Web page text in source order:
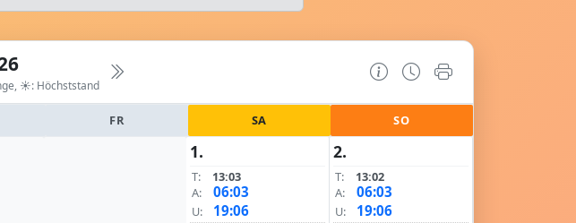
☀: Höchststand
FR SA SO
1.
T:
13:03
A:
06:03
U: 19:06
2.
T:
13:02
A:
06:03
U: 19:06